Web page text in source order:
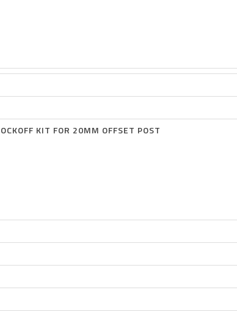
KIT FOR 20MM OFFSET POST